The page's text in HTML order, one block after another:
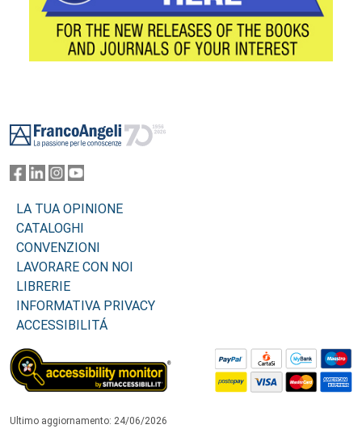
LA TUA OPINIONE
CATALOGHI
CONVENZIONI
LAVORARE CON NOI
LIBRERIE
INFORMATIVA PRIVACY
ACCESSIBILITÁ
Ultimo aggiornamento: 24/06/2026